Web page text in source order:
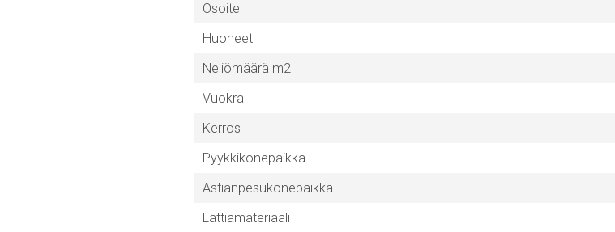
Osoite
Huoneet
Neliömäärä m2
Vuokra
Kerros
Pyykkikonepaikka
Astianpesukonepaikka
Lattiamateriaali